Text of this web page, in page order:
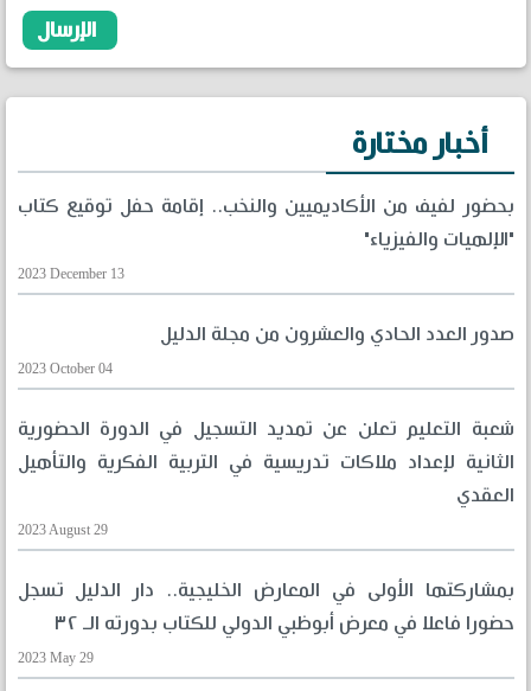
أخبار مختارة
بحضور لفيف من الأكاديميين والنخب.. إقامة حفل توقيع كتاب
"الإلهيات والفيزياء"
2023 December 13
صدور العدد الحادي والعشرون من مجلة الدليل
2023 October 04
شعبة التعليم تعلن عن تمديد التسجيل في الدورة الحضورية
الثانية لإعداد ملاكات تدريسية في التربية الفكرية والتأهيل
العقدي
2023 August 29
بمشاركتها الأولى في المعارض الخليجية.. دار الدليل تسجل
حضورا فاعلا في معرض أبوظبي الدولي للكتاب بدورته الـ ٣٢
2023 May 29